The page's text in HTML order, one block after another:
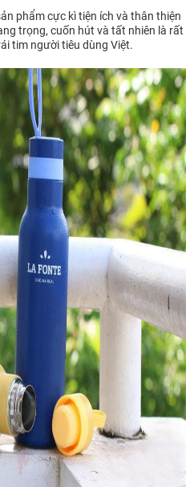
phẩm cực kì tiện ích và thân thiện
trọng, cuốn hút và tất nhiên là rất
tim người tiêu dùng Việt.